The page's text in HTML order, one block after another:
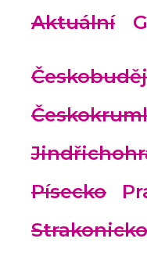
Aktuální
Písecko
Strakonicko